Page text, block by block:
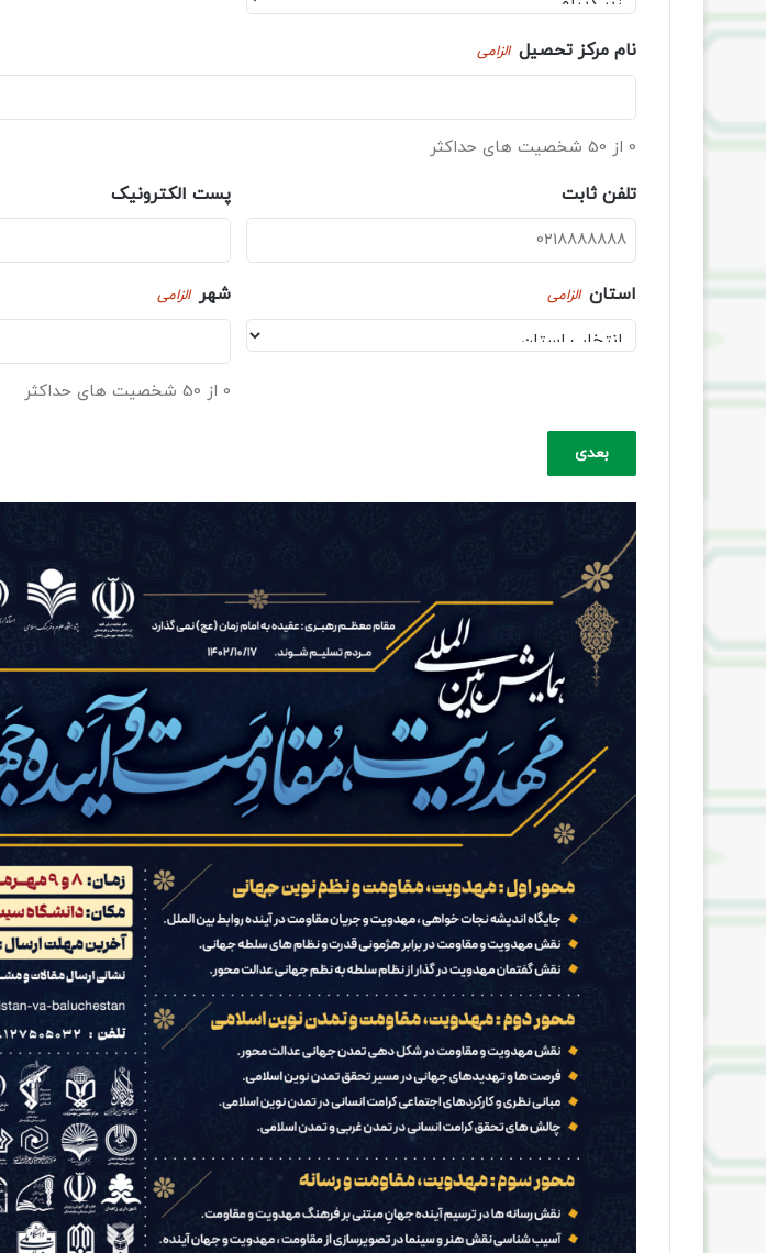
نام مرکز تحصیل الزامی
0 از 50 شخصیت های حداکثر
تلفن ثابت پست الکترونیک
استان الزامی شهر الزامی
0 از 50 شخصیت های حداکثر